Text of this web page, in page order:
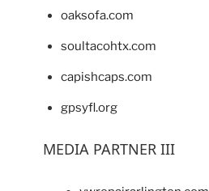
oaksofa.com
soultacohtx.com
capishcaps.com
gpsyfl.org
MEDIA PARTNER III